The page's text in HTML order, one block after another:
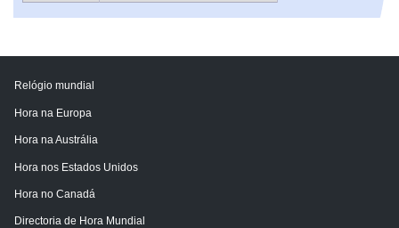
Relógio mundial
Hora na Europa
Hora na Austrália
Hora nos Estados Unidos
Hora no Canadá
Directoria de Hora Mundial